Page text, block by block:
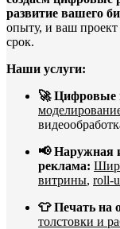
развитие вашего
опыту, и ваш проект
срок.
Наши услуги:
🚀 Цифровые
📢 Наружная
реклама:
витрины, roll-
👕 Печать на
толстовки и